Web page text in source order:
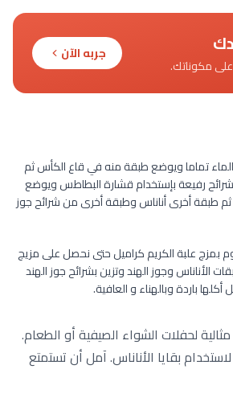
مكوناتك.
جربه الآن
تماما ويوضع طبقة منه في قاع الكأس ثم
رفيعة بإستخدام قشارة البطاطس ويوضع
طبقة أخرى أناناس وطبقة أخرى من شرائح جوز
بمزج علبة الكريم كراميل حتى نحصل على مزيج
وجوز الهند وتزين بشرائح جوز الهند
باردة وبالهناء و العافية.
لحفلات الشواء الصيفية أو الطعام.
بقايا الأناناس. آمل أن تستمتع